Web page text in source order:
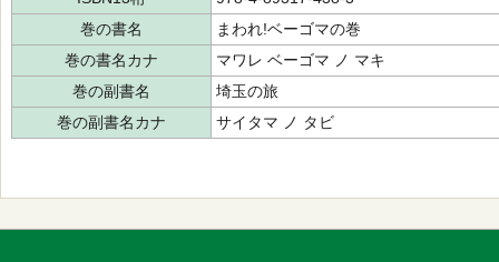
巻の書名
まわれ!ベーゴマの巻
巻の書名カナ
マワレ ベーゴマ ノ マキ
巻の副書名
埼玉の旅
巻の副書名カナ
サイタマ ノ タビ